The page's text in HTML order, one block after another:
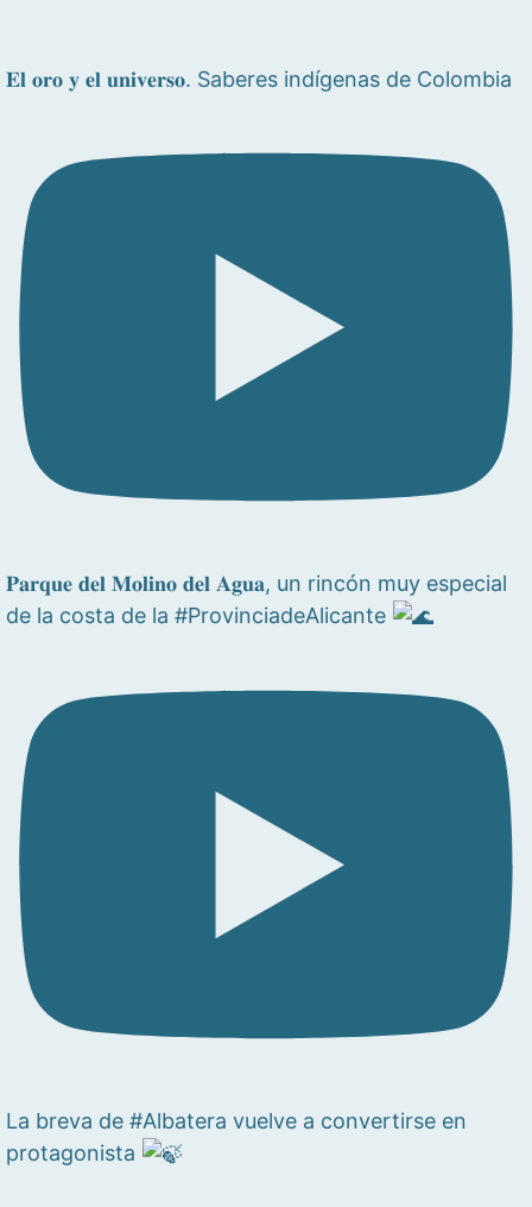
𝐄𝐥 𝐨𝐫𝐨 𝐲 𝐞𝐥 𝐮𝐧𝐢𝐯𝐞𝐫𝐬𝐨. Saberes indígenas de Colombia
𝐏𝐚𝐫𝐪𝐮𝐞 𝐝𝐞𝐥 𝐌𝐨𝐥𝐢𝐧𝐨 𝐝𝐞𝐥 𝐀𝐠𝐮𝐚, un rincón muy especial
de la costa de la #ProvinciadeAlicante
La breva de #Albatera vuelve a convertirse en
protagonista